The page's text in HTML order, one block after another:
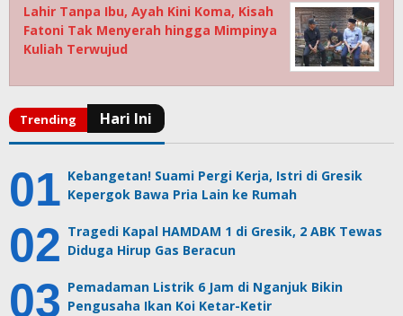
Lahir Tanpa Ibu, Ayah Kini Koma, Kisah
Fatoni Tak Menyerah hingga Mimpinya
Kuliah Terwujud
Kebangetan! Suami Pergi Kerja, Istri di Gresik
Kepergok Bawa Pria Lain ke Rumah
Tragedi Kapal HAMDAM 1 di Gresik, 2 ABK Tewas
Diduga Hirup Gas Beracun
Pemadaman Listrik 6 Jam di Nganjuk Bikin
Pengusaha Ikan Koi Ketar-Ketir